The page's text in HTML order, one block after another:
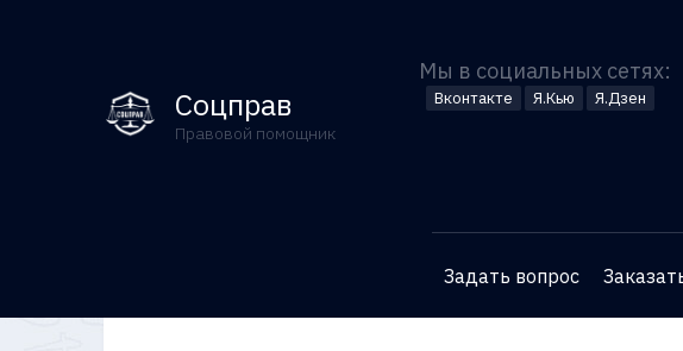
Соцправ
Правовой помощник
Мы в социальных сетях:
Вконтакте Я.Кью Я.Дзен
Задать вопрос